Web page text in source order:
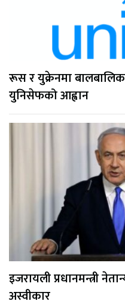
रूस र युक्रेनमा
युनिसेफको आह्वान
इजरायली प्रधानमन्त्री
अस्वीकार